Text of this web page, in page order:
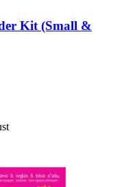
Kit (Small &